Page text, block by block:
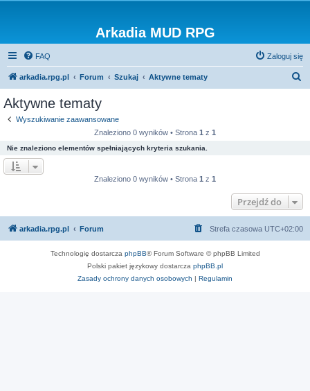
Arkadia MUD RPG
FAQ Zaloguj się
arkadia.rpg.pl Forum Szukaj Aktywne tematy
Aktywne tematy
Wyszukiwanie zaawansowane
Znaleziono 0 wyników • Strona 1 z 1
Nie znaleziono elementów spełniających kryteria szukania.
Znaleziono 0 wyników • Strona 1 z 1
Przejdź do
arkadia.rpg.pl Forum Strefa czasowa UTC+02:00
Technologię dostarcza phpBB® Forum Software © phpBB Limited
Polski pakiet językowy dostarcza phpBB.pl
Zasady ochrony danych osobowych | Regulamin